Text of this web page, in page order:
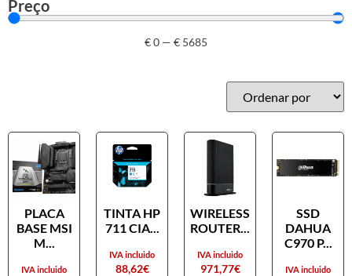
Preço
€0 — € 5685
PLACA
BASE MSI
M...
IVA incluido
TINTA HP
711 CIA...
88,62€
IVA incluido
WIRELESS
ROUTER...
971,77€
IVA incluido
SSD
DAHUA
C970 P...
IVA incluido